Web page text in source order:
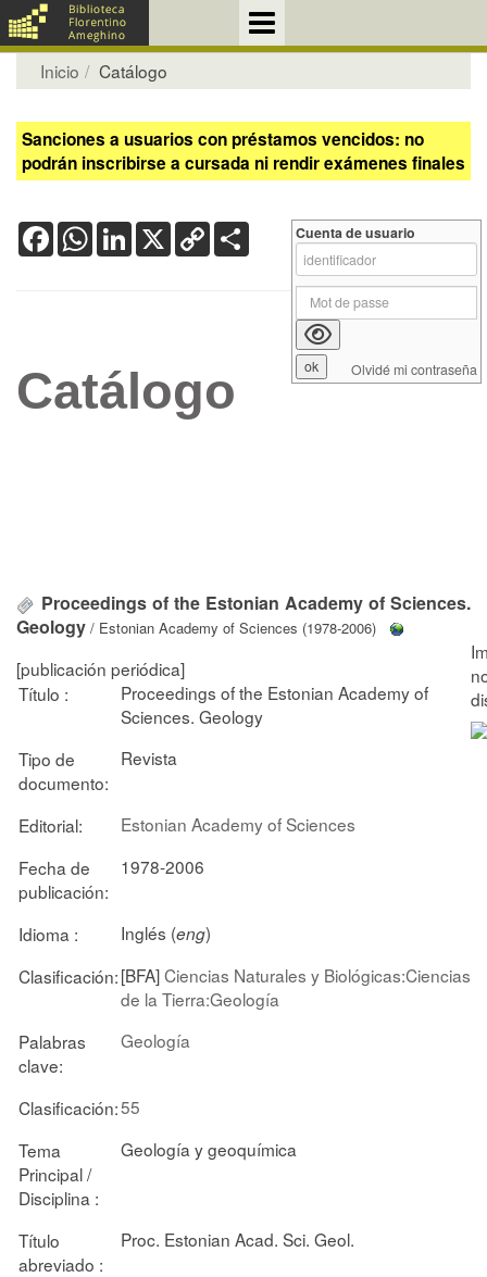
Inicio Catálogo
Sanciones a usuarios con préstamos vencidos: no
podrán inscribirse a cursada ni rendir exámenes finales
FacebookWhatsApp
LinkedIn
X Copy
Link
Catálogo
Proceedings of the Estonian Academy of Sciences.
Geology / Estonian Academy of Sciences (1978-2006)
[publicación periódica]
Título :
Proceedings of the Estonian Academy of
Sciences. Geology
Tipo de
documento:
Revista
Editorial:
Estonian Academy of Sciences
Fecha de
publicación:
1978-2006
Idioma : Inglés (eng)
Clasificación:[BFA]Ciencias Naturales y Biológicas:Ciencias
de la Tierra:Geología
Palabras
clave:
Geología
Clasificación:55
Tema
Principal /
Disciplina :
Geología y geoquímica
Título
abreviado :
Proc. Estonian Acad. Sci. Geol.
Cuenta de usuario
Olvidé mi contraseña